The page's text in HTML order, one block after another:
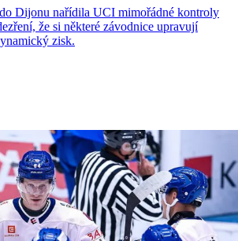
Dijonu nařídila UCI mimořádné kontroly
že si některé závodnice upravují
zisk.